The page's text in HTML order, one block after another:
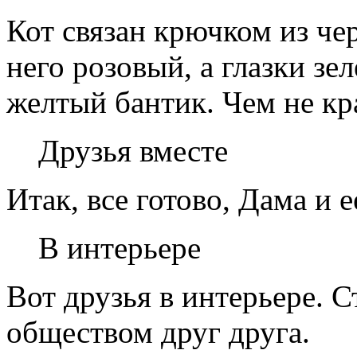
Кот связан крючком из
него розовый, а глазки
желтый бантик. Чем не
Друзья вместе
Итак, все готово, Дама и
В интерьере
Вот друзья в интерьере.
обществом друг друга.